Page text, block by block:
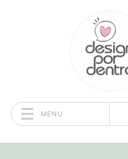
MENU